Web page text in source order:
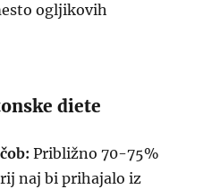
ogljikovih
diete
Približno 70-75%
naj bi prihajalo iz